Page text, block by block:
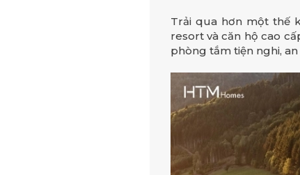
Trải qua hơn một thế
resort và căn hộ cao
phòng tắm tiện nghi,